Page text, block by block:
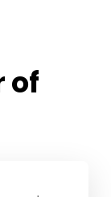
of